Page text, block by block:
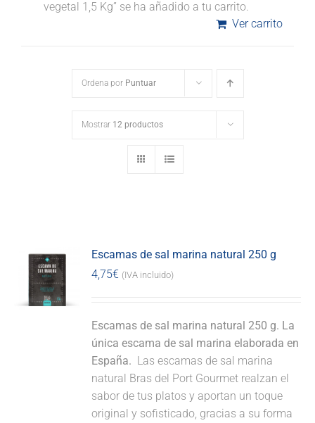
vegetal 1,5 Kg” se ha añadido a tu carrito.
Ver carrito
Ordena por Puntuar
Mostrar 12 productos
Escamas de sal marina natural 250 g
4,75€ (IVA incluido)
Escamas de sal marina natural 250 g. La
única escama de sal marina elaborada en
España. Las escamas de sal marina
natural Bras del Port Gourmet realzan el
sabor de tus platos y aportan un toque
original y sofisticado, gracias a su forma